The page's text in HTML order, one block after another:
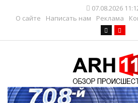
07.08.2026
О сайте
Написать нам Реклама